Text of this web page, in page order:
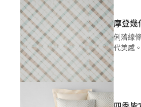
摩登幾
俐落線
代美感。